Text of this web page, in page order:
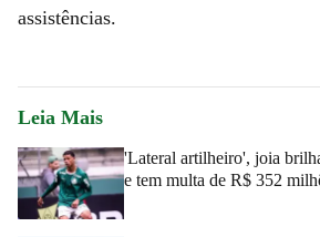
assistências.
Leia Mais
'Lateral artilheiro', joia
e tem multa de R$ 352